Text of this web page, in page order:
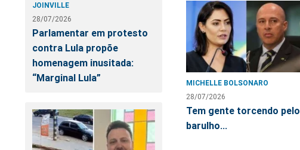
JOINVILLE
28/07/2026
Parlamentar em protesto
contra Lula propõe
homenagem inusitada:
“Marginal Lula”
MICHELLE BOLSONARO
28/07/2026
Tem gente torcendo pelo
barulho...